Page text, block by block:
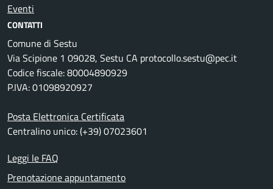
Eventi
CONTATTI
Comune di Sestu
Via Scipione 1 09028, Sestu CA protocollo.sestu@pec.it
Codice fiscale: 80004890929
P.IVA: 01098920927
Posta Elettronica Certificata
Centralino unico: (+39) 07023601
Leggi le FAQ
Prenotazione appuntamento